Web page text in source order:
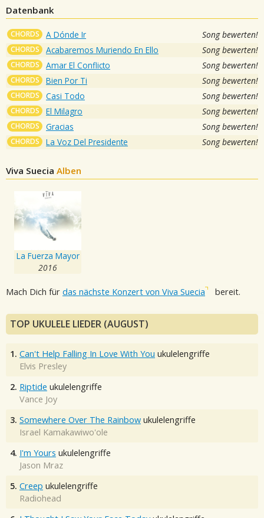
Datenbank
CHORDS A Dónde Ir Song bewerten!
CHORDS Acabaremos Muriendo En Ello Song bewerten!
CHORDS Amar El Conflicto Song bewerten!
CHORDS Bien Por Ti Song bewerten!
CHORDS Casi Todo Song bewerten!
CHORDS El Milagro Song bewerten!
CHORDS Gracias Song bewerten!
CHORDS La Voz Del Presidente Song bewerten!
Viva Suecia Alben
La Fuerza Mayor
2016
Mach Dich für das nächste Konzert von Viva Suecia bereit.
TOP UKULELE LIEDER (AUGUST)
1. Can't Help Falling In Love With You ukulelengriffe
Elvis Presley
2. Riptide ukulelengriffe
Vance Joy
3. Somewhere Over The Rainbow ukulelengriffe
Israel Kamakawiwo'ole
4. I'm Yours ukulelengriffe
Jason Mraz
5. Creep ukulelengriffe
Radiohead